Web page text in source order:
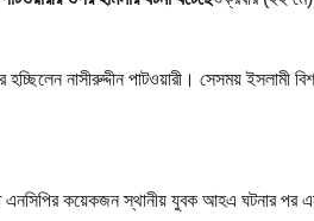
নাসীরুদ্দীন পাটওয়ারী। সেসময়
কয়েকজন স্থানীয় যুবক আহএ ঘটনার পর